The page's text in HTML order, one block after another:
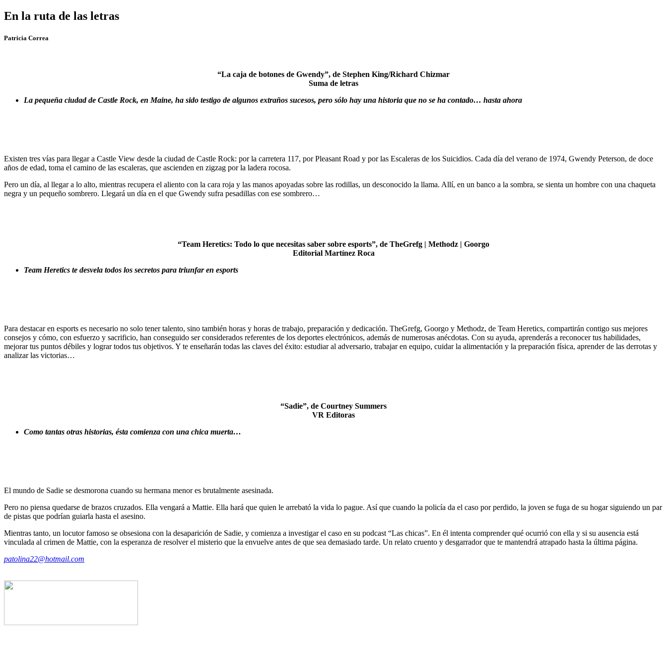
En la ruta de las letras
Patricia Correa
“La caja de botones de Gwendy”, de Stephen King/Richard Chizmar
Suma de letras
La pequeña ciudad de Castle Rock, en Maine, ha sido testigo de algunos extraños sucesos, pero sólo hay una historia que no se ha contado… hasta ahora
Existen tres vías para llegar a Castle View desde la ciudad de Castle Rock: por la carretera 117, por Pleasant Road y por las Escaleras de los Suicidios. Cada día del verano de 1974, Gwendy Peterson, de doce
años de edad, toma el camino de las escaleras, que ascienden en zigzag por la ladera rocosa.
Pero un día, al llegar a lo alto, mientras recupera el aliento con la cara roja y las manos apoyadas sobre las rodillas, un desconocido la llama. Allí, en un banco a la sombra, se sienta un hombre con una chaqueta
negra y un pequeño sombrero. Llegará un día en el que Gwendy sufra pesadillas con ese sombrero…
“Team Heretics: Todo lo que necesitas saber sobre esports”, de TheGrefg | Methodz | Goorgo
Editorial Martínez Roca
Team Heretics te desvela todos los secretos para triunfar en esports
Para destacar en esports es necesario no solo tener talento, sino también horas y horas de trabajo, preparación y dedicación. TheGrefg, Goorgo y Methodz, de Team Heretics, compartirán contigo sus mejores
consejos y cómo, con esfuerzo y sacrificio, han conseguido ser considerados referentes de los deportes electrónicos, además de numerosas anécdotas. Con su ayuda, aprenderás a reconocer tus habilidades,
mejorar tus puntos débiles y lograr todos tus objetivos. Y te enseñarán todas las claves del éxito: estudiar al adversario, trabajar en equipo, cuidar la alimentación y la preparación física, aprender de las derrotas y
analizar las victorias…
“Sadie”, de Courtney Summers
VR Editoras
Como tantas otras historias, ésta comienza con una chica muerta…
El mundo de Sadie se desmorona cuando su hermana menor es brutalmente asesinada.
Pero no piensa quedarse de brazos cruzados. Ella vengará a Mattie. Ella hará que quien le arrebató la vida lo pague. Así que cuando la policía da el caso por perdido, la joven se fuga de su hogar siguiendo un par
de pistas que podrían guiarla hasta el asesino.
Mientras tanto, un locutor famoso se obsesiona con la desaparición de Sadie, y comienza a investigar el caso en su podcast “Las chicas”. En él intenta comprender qué ocurrió con ella y si su ausencia está
vinculada al crimen de Mattie, con la esperanza de resolver el misterio que la envuelve antes de que sea demasiado tarde. Un relato cruento y desgarrador que te mantendrá atrapado hasta la última página.
patolina22@hotmail.com